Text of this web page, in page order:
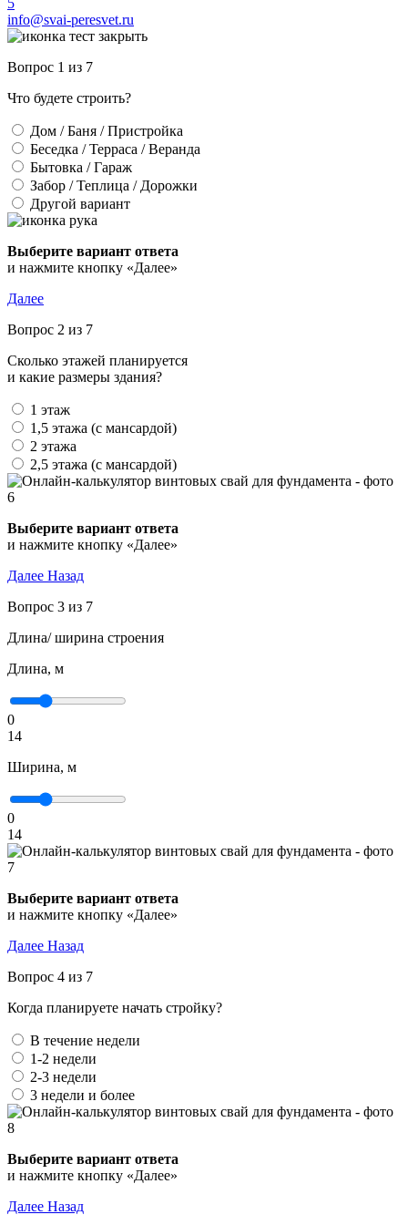
info@svai-peresvet.ru
Вопрос 1 из 7
Что будете строить?
Дом / Баня / Пристройка
Беседка / Терраса / Веранда
Бытовка / Гараж
Забор / Теплица / Дорожки
Другой вариант
Выберите вариант ответа
и нажмите кнопку «Далее»
Далее
Вопрос 2 из 7
Сколько этажей планируется
и какие размеры здания?
1 этаж
1,5 этажа (с мансардой)
2 этажа
2,5 этажа (с мансардой)
Выберите вариант ответа
и нажмите кнопку «Далее»
Далее Назад
Вопрос 3 из 7
Длина/ ширина строения
Длина, м
0
14
Ширина, м
0
14
Выберите вариант ответа
и нажмите кнопку «Далее»
Далее Назад
Вопрос 4 из 7
Когда планируете начать стройку?
В течение недели
1-2 недели
2-3 недели
3 недели и более
Выберите вариант ответа
и нажмите кнопку «Далее»
Далее Назад